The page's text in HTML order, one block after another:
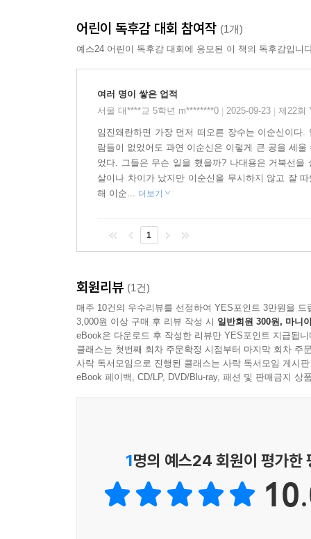
한산해전을 승리로 이끈 천재 전략가·이운룡
이순신은 자신의 후계자로 이운룡 장군을 꼽았
출전을 끌어내도록 하고, 이순신도 비록 경쟁자
학익진이 성공할 수 있도록 실질적인 유인 작전
해전사에 길이 남을 한산대첩을 이끌어 냈으며,
이순신의 숨은 후원자·이억기
관계에 설 수 있었으나 이순신의 실력을 인정하
이순신이 죽음의 문턱에 섰을 때 조정 대신들에
우리 역사의 진정한 영웅·이순신
이순신은 어릴 적 골목대장 시절부터 ‘싸움은
만들었지요. 정치력을 발휘해야 하는 문관보다
백의종군 길을 걸은 후에도 자기 자리로 돌아가
어린이 독후감 대회 참여작 (1개)
예스24 어린이 독후감 대회에 응모된 이 책의 독후감입니
여러 명이 쌓은 업적
서울 대****교 5학년 m********0
2025-09-23 제22회
임진왜란하면 가장 먼저 떠오른 장수는 이순신이
람들이 없었어도 과연 이순신은 이렇게 큰 공을 세
었다. 그들은 무슨 일을 했을까? 나대용은 거북선
살이나 차이가 났지만 이순신을 무시하지 않고 잘
해 이순... 더보기
1
회원리뷰 (1건)
매주 10건의 우수리뷰를 선정하여 YES포인트 3만원을 드
3,000원 이상 구매 후 리뷰 작성 시 일반회원 300원, 마니
eBook은 다운로드 후 작성한 리뷰만 YES포인트 지급됩니
클래스는 첫번째 회차 주문확정 시점부터 마지막 회차 주
사락 독서모임으로 진행된 클래스는 사락 독서모임 게시
eBook 페이백, CD/LP, DVD/Blu-ray, 패션 및 판매금지 상
1명의 예스24 회원이 평가한